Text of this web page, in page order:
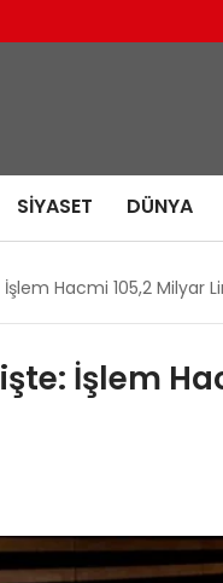
SIYASET DÜNYA
Hacmi 105,2 Milyar
İşlem